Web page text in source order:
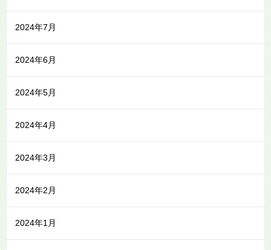
2024年7月
2024年6月
2024年5月
2024年4月
2024年3月
2024年2月
2024年1月